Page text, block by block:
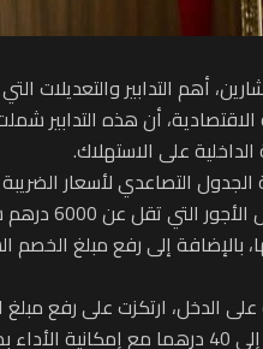
والتعديلات التي همّت مشروع
أن هذه التدابير
على الاستهلاك.
التصاعدي لأسعار
الدخل، ارتكزت على رفع